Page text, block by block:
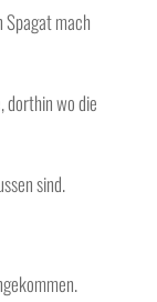
Spagat mach
dorthin wo die
sind.